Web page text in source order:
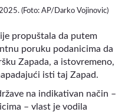
(Foto: AP/Darko Vojinovic)
propuštala da putem
poruku podanicima da
Zapada, a istovremeno,
isti taj Zapad.
na indikativan način –
– vlast je vodila